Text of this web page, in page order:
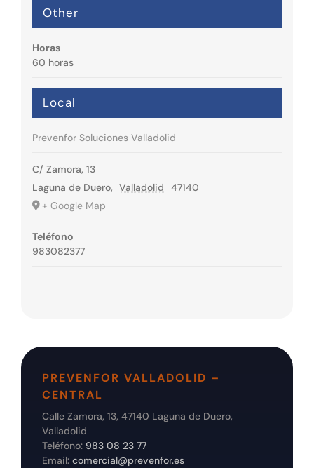
Local
Prevenfor Soluciones Valladolid
C/ Zamora, 13
Laguna de Duero, Valladolid
47140
+ Google Map
Teléfono
983082377
Other
Horas
60 horas
PREVENFOR VALLADOLID –
CENTRAL
Calle Zamora, 13, 47140 Laguna de Duero,
Valladolid
Teléfono: 983 08 23 77
Email: comercial@prevenfor.es